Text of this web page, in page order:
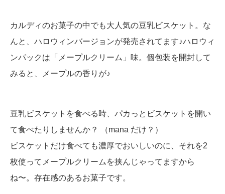
カルディのお菓子の中でも大人気の豆乳ビスケット。な
んと、ハロウィンバージョンが発売されてます♪ハロウィ
ンパックは「メープルクリーム」味。個包装を開封して
みると、メープルの香りが♪
豆乳ビスケットを食べる時、パカっとビスケットを開い
て食べたりしませんか？ （mana だけ？）
ビスケットだけ食べても濃厚でおいしいのに、それを2
枚使ってメープルクリームを挟んじゃってますから
ね〜。存在感のあるお菓子です。